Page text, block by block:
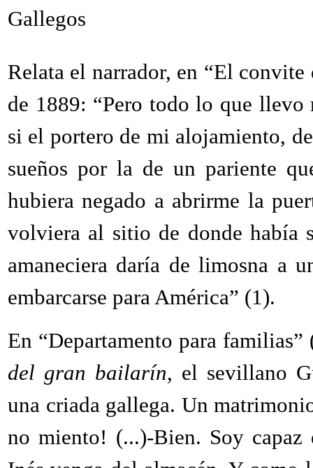
Gallegos
Relata el narrador, en “El
de 1889: “Pero todo lo que
si el portero de mi alojamiento,
sueños por la de un pariente
hubiera negado a abrirme la
volviera al sitio de donde había
amaneciera daría de limosna a
embarcarse para América” (1).
En “Departamento para
del gran bailarín, el sevillano
una criada gallega. Un
no miento! (...)-Bien. Soy capaz